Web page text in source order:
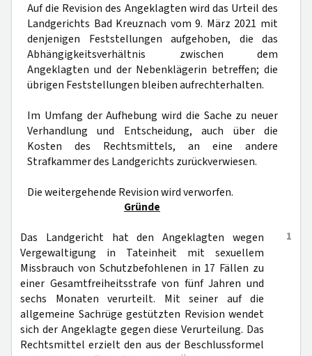
Auf die Revision des Angeklagten wird das Urteil des
Landgerichts Bad Kreuznach vom 9. März 2021 mit
denjenigen Feststellungen aufgehoben, die das
Abhängigkeitsverhältnis zwischen dem
Angeklagten und der Nebenklägerin betreffen; die
übrigen Feststellungen bleiben aufrechterhalten.
Im Umfang der Aufhebung wird die Sache zu neuer
Verhandlung und Entscheidung, auch über die
Kosten des Rechtsmittels, an eine andere
Strafkammer des Landgerichts zurückverwiesen.
Die weitergehende Revision wird verworfen.
Gründe
1
Das Landgericht hat den Angeklagten wegen
Vergewaltigung in Tateinheit mit sexuellem
Missbrauch von Schutzbefohlenen in 17 Fällen zu
einer Gesamtfreiheitsstrafe von fünf Jahren und
sechs Monaten verurteilt. Mit seiner auf die
allgemeine Sachrüge gestützten Revision wendet
sich der Angeklagte gegen diese Verurteilung. Das
Rechtsmittel erzielt den aus der Beschlussformel